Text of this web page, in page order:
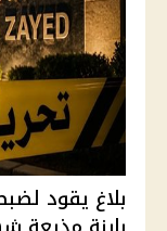
بلاغ يقود